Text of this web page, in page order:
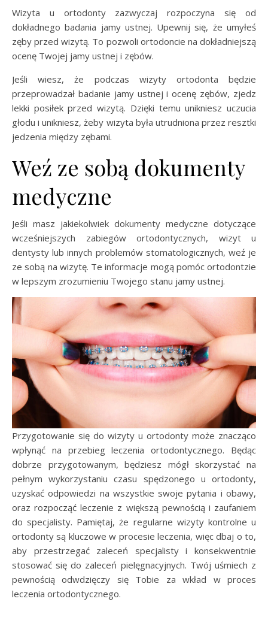
Wizyta u ortodonty zazwyczaj rozpoczyna się od
dokładnego badania jamy ustnej. Upewnij się, że umyłeś
zęby przed wizytą. To pozwoli ortodoncie na dokładniejszą
ocenę Twojej jamy ustnej i zębów.
Jeśli wiesz, że podczas wizyty ortodonta będzie
przeprowadzał badanie jamy ustnej i ocenę zębów, zjedz
lekki posiłek przed wizytą. Dzięki temu unikniesz uczucia
głodu i unikniesz, żeby wizyta była utrudniona przez resztki
jedzenia między zębami.
Weź ze sobą dokumenty
medyczne
Jeśli masz jakiekolwiek dokumenty medyczne dotyczące
wcześniejszych zabiegów ortodontycznych, wizyt u
dentysty lub innych problemów stomatologicznych, weź je
ze sobą na wizytę. Te informacje mogą pomóc ortodontzie
w lepszym zrozumieniu Twojego stanu jamy ustnej.
Przygotowanie się do wizyty u ortodonty może znacząco
wpłynąć na przebieg leczenia ortodontycznego. Będąc
dobrze przygotowanym, będziesz mógł skorzystać na
pełnym wykorzystaniu czasu spędzonego u ortodonty,
uzyskać odpowiedzi na wszystkie swoje pytania i obawy,
oraz rozpocząć leczenie z większą pewnością i zaufaniem
do specjalisty. Pamiętaj, że regularne wizyty kontrolne u
ortodonty są kluczowe w procesie leczenia, więc dbaj o to,
aby przestrzegać zaleceń specjalisty i konsekwentnie
stosować się do zaleceń pielęgnacyjnych. Twój uśmiech z
pewnością odwdzięczy się Tobie za wkład w proces
leczenia ortodontycznego.